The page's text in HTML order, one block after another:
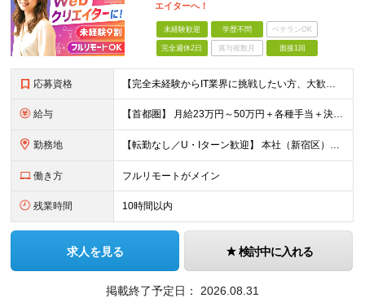
エイターへ！
未経験歓迎 学歴不問 ベテランOK
完全週休2日 賞与複数月 面接1回
応募資格 【完全未経験からIT業界に挑戦したい方、大歓迎！】 ●応募年齢制限：34歳まで（若年層の長期キャリア形成を図るため） ★学歴不問・転職回数不問 ★第二新卒・社会人デビューOK 【こんな方を求めていま
給与 【首都圏】 月給23万円～50万円＋各種手当＋決算賞与 【大阪】 月給22万円～50万円＋各種手当＋決算賞与 【愛知】 月給21.5万円～50万円＋各種手当＋決算賞与 【福岡・宮城】 月給20万
勤務地 【転勤なし／U・Iターン歓迎】 本社（新宿区）、大阪支店、名古屋支店または東京都・神奈川県・千葉県・埼玉県・愛知県・大阪府・福岡県をはじめ、全国のプロジェクト先 ※ご希望を最大限考慮して配属先を決定
働き方 フルリモートがメイン
残業時間 10時間以内
求人を見る 検討中に入れる
掲載終了予定日： 2026.08.31